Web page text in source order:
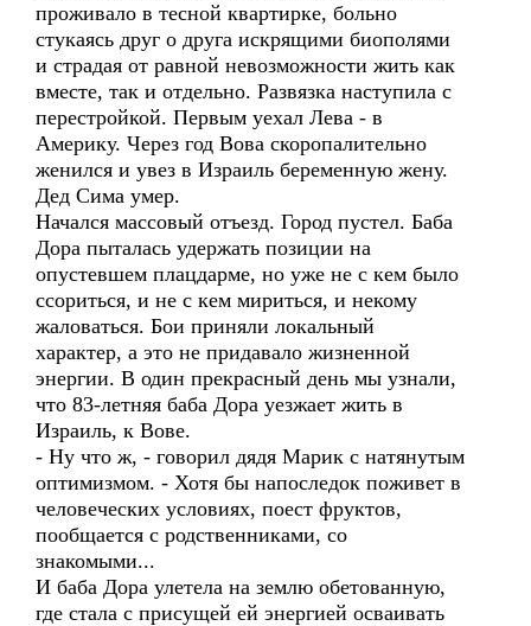
проживало в тесной квартирке, больно
стукаясь друг о друга искрящими биополями
и страдая от равной невозможности жить как
вместе, так и отдельно. Развязка наступила с
перестройкой. Первым уехал Лева - в
Америку. Через год Вова скоропалительно
женился и увез в Израиль беременную жену.
Дед Сима умер.
Начался массовый отъезд. Город пустел. Баба
Дора пыталась удержать позиции на
опустевшем плацдарме, но уже не с кем было
ссориться, и не с кем мириться, и некому
жаловаться. Бои приняли локальный
характер, а это не придавало жизненной
энергии. В один прекрасный день мы узнали,
что 83-летняя баба Дора уезжает жить в
Израиль, к Вове.
- Ну что ж, - говорил дядя Марик с натянутым
оптимизмом. - Хотя бы напоследок поживет в
человеческих условиях, поест фруктов,
пообщается с родственниками, со
знакомыми...
И баба Дора улетела на землю обетованную,
где стала с присущей ей энергией осваивать